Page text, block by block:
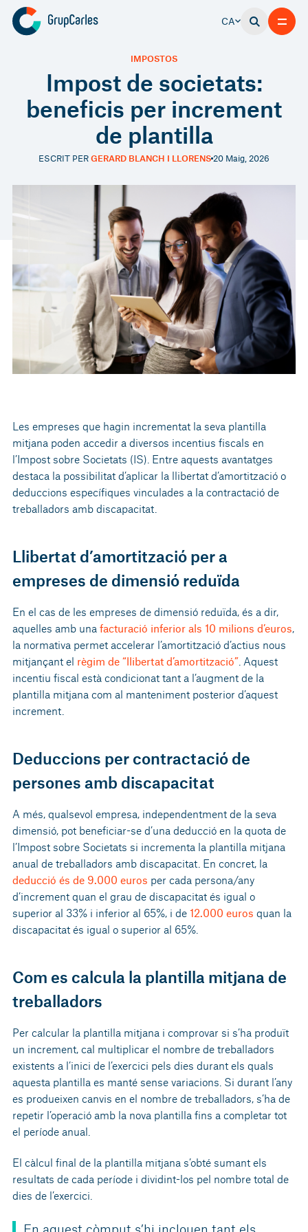
CA
Impost de societats:
beneficis per increment
de plantilla
IMPOSTOS
ESCRIT PERGERARD BLANCH I LLORENS 20 Maig, 2026
Les empreses que hagin incrementat la seva plantilla
mitjana poden accedir a diversos incentius fiscals en
l’Impost sobre Societats (IS). Entre aquests avantatges
destaca la possibilitat d’aplicar la llibertat d’amortització o
deduccions específiques vinculades a la contractació de
treballadors amb discapacitat.
Llibertat d’amortització per a
empreses de dimensió reduïda
En el cas de les empreses de dimensió reduïda, és a dir,
aquelles amb una facturació inferior als 10 milions d’euros
la normativa permet accelerar l’amortització d’actius nous
mitjançant el règim de “llibertat d’amortització” . Aquest
incentiu fiscal està condicionat tant a l’augment de la
plantilla mitjana com al manteniment posterior d’aquest
increment.
Deduccions per contractació de
persones amb discapacitat
A més, qualsevol empresa, independentment de la seva
dimensió, pot beneficiar-se d’una deducció en la quota de
l’Impost sobre Societats si incrementa la plantilla mitjana
anual de treballadors amb discapacitat. En concret, la
deducció és de 9.000 euros per cada persona/any
d’increment quan el grau de discapacitat és igual o
superior al 33% i inferior al 65%, i de 12.000 euros quan la
discapacitat és igual o superior al 65%.
Com es calcula la plantilla mitjana de
treballadors
Per calcular la plantilla mitjana i comprovar si s’ha produït
un increment, cal multiplicar el nombre de treballadors
existents a l’inici de l’exercici pels dies durant els quals
aquesta plantilla es manté sense variacions. Si durant l’any
es produeixen canvis en el nombre de treballadors, s’ha de
repetir l’operació amb la nova plantilla fins a completar tot
el període anual.
El càlcul final de la plantilla mitjana s’obté sumant els
resultats de cada període i dividint-los pel nombre total de
dies de l’exercici.
En aquest còmput s’hi inclouen tant els